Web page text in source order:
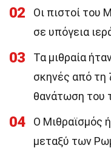
02
Οι πιστοί του
σε υπόγεια
03
Τα μιθραία
σκηνές από τη
θανάτωση του
04
Ο Μιθραϊσμός
μεταξύ των